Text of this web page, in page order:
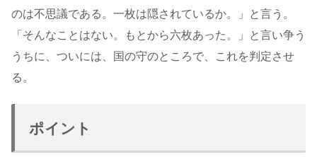
のは不思議である。一枚は隠されているか。」と言う。
「そんなことはない。もとから六枚あった。」と言い争う
うちに、ついには、国の守のところで、これを判定させ
る。
ポイント